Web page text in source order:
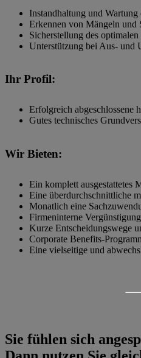
Instandhaltung und
Erkennen von Mängeln und
Sicherstellung des
Unterstützung bei Aus- und
Ihr Profil:
Erfolgreich
Gutes technisches
Wir Bieten:
Ein komplett ausgestattetes
Eine überdurchschnittliche
Monatlich eine
Firmeninterne
Kurze Entscheidungswege
Corporate Benefits-
Eine vielseitige und
Sie fühlen sich